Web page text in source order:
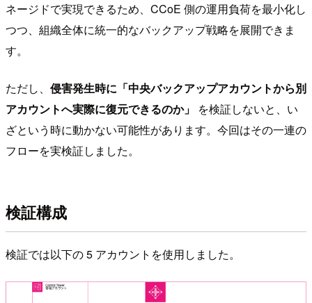
ネージドで実現できるため、CCoE 側の運用負荷を最小化し
つつ、組織全体に統一的なバックアップ戦略を展開できま
す。
ただし、 侵害発生時に「中央バックアップアカウントから別
アカウントへ実際に復元できるのか」
を検証しないと、い
ざという時に動かない可能性があります。今回はその一連の
フローを実検証しました。
検証構成
検証では以下の 5 アカウントを使用しました。